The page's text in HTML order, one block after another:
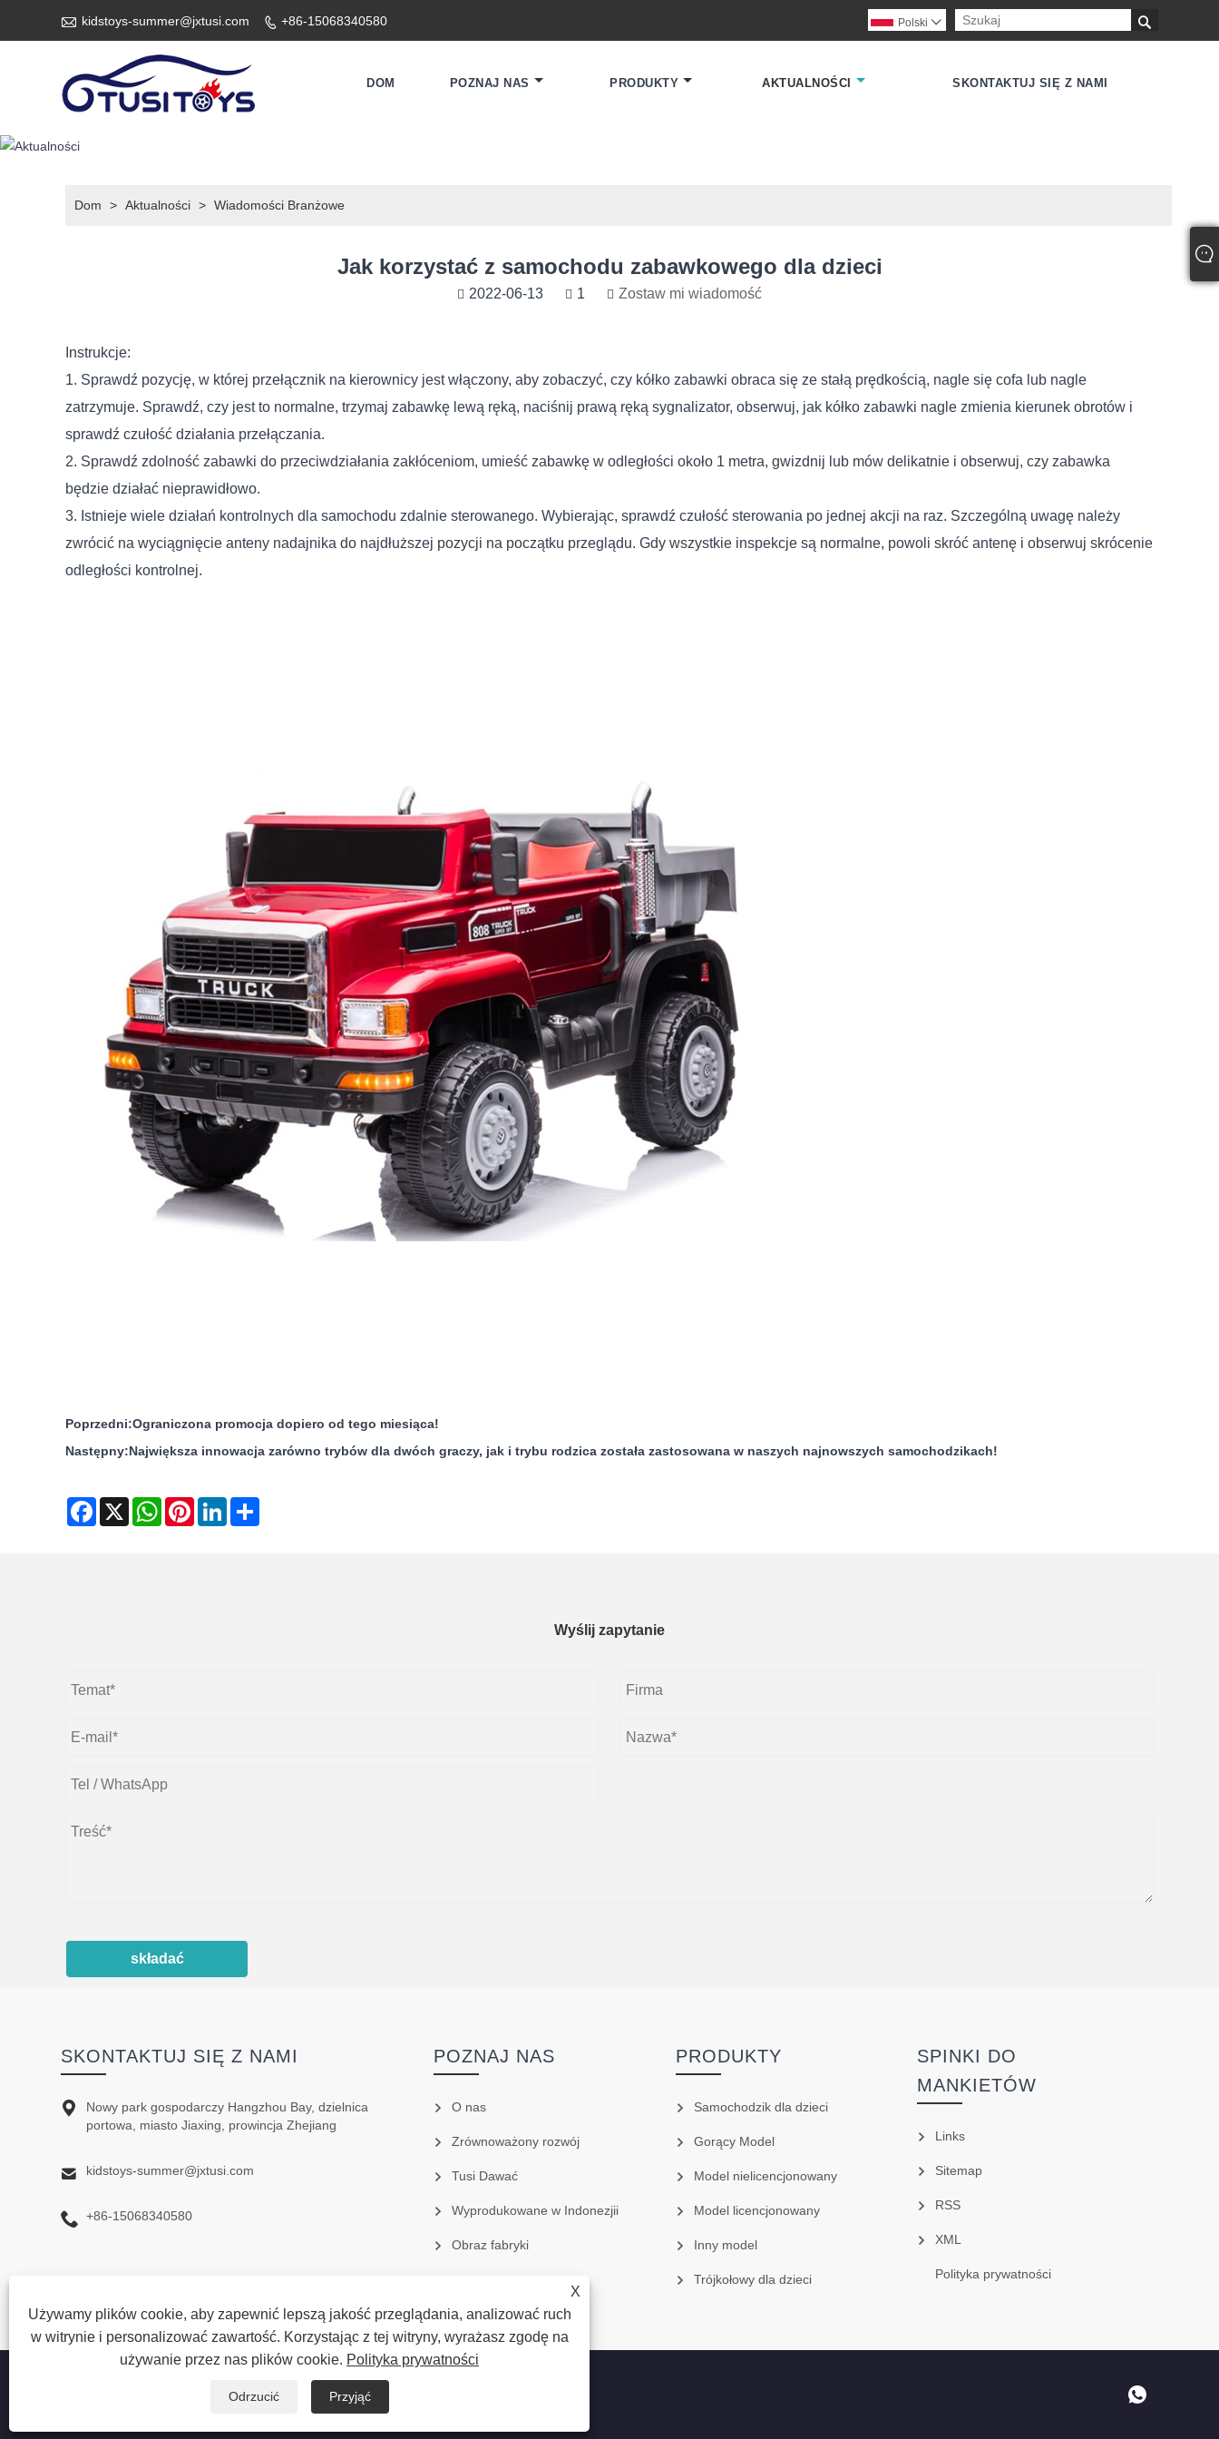
 kidstoys-summer@jxtusi.com  +86-15068340580 
Polski 
DOM POZNAJ NAS PRODUKTY AKTUALNOŚCI SKONTAKTUJ SIĘ Z NAMI
Dom > Aktualności > Wiadomości Branżowe
Jak korzystać z samochodu zabawkowego dla dzieci
2022-06-13 1 Zostaw mi wiadomość
Instrukcje:
1. Sprawdź pozycję, w której przełącznik na kierownicy jest włączony, aby zobaczyć, czy kółko zabawki obraca się ze stałą prędkością, nagle się cofa lub nagle
zatrzymuje. Sprawdź, czy jest to normalne, trzymaj zabawkę lewą ręką, naciśnij prawą ręką sygnalizator, obserwuj, jak kółko zabawki nagle zmienia kierunek obrotów i
sprawdź czułość działania przełączania.
2. Sprawdź zdolność zabawki do przeciwdziałania zakłóceniom, umieść zabawkę w odległości około 1 metra, gwizdnij lub mów delikatnie i obserwuj, czy zabawka
będzie działać nieprawidłowo.
3. Istnieje wiele działań kontrolnych dla samochodu zdalnie sterowanego. Wybierając, sprawdź czułość sterowania po jednej akcji na raz. Szczególną uwagę należy
zwrócić na wyciągnięcie anteny nadajnika do najdłuższej pozycji na początku przeglądu. Gdy wszystkie inspekcje są normalne, powoli skróć antenę i obserwuj skrócenie
odległości kontrolnej.
Poprzedni:Ograniczona promocja dopiero od tego miesiąca!
Następny:Największa innowacja zarówno trybów dla dwóch graczy, jak i trybu rodzica została zastosowana w naszych najnowszych samochodzikach!
Facebook
X WhatsAppPinterestLinkedIn
Wyślij zapytanie
składać
X
Używamy plików cookie, aby zapewnić lepszą jakość przeglądania, analizować ruch
w witrynie i personalizować zawartość. Korzystając z tej witryny, wyrażasz zgodę na
używanie przez nas plików cookie. Polityka prywatności
Odrzucić Przyjąć
SKONTAKTUJ SIĘ Z NAMI

Nowy park gospodarczy Hangzhou Bay, dzielnica
portowa, miasto Jiaxing, prowincja Zhejiang
 kidstoys-summer@jxtusi.com
 +86-15068340580
POZNAJ NAS
O nas
Zrównoważony rozwój
Tusi Dawać
Wyprodukowane w Indonezjii
Obraz fabryki
PRODUKTY
Samochodzik dla dzieci
Gorący Model
Model nielicencjonowany
Model licencjonowany
Inny model
Trójkołowy dla dzieci
SPINKI DO
MANKIETÓW
Links
Sitemap
RSS
XML
Polityka prywatności
Prawa autorskie © 2023 Jiaxing Tusi Toys Co., Ltd. Wszelkie prawa zastrzeżone